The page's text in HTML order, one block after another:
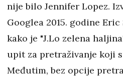
nije bilo Jennifer Lopez.
Googlea 2015. godine
kako je "J.Lo zelena
upit za pretraživanje koji
Međutim, bez opcije